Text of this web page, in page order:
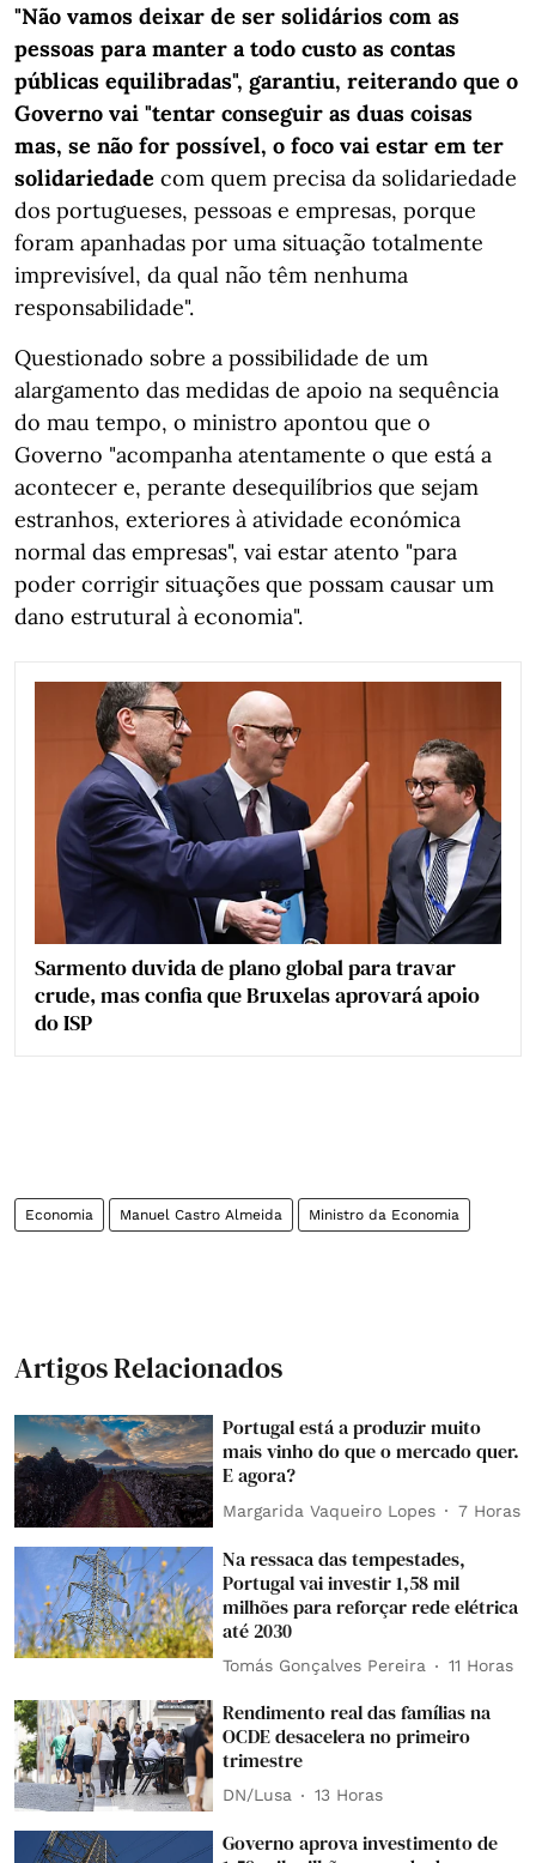
"Não vamos deixar de ser solidários com as
pessoas para manter a todo custo as contas
públicas equilibradas", garantiu, reiterando que o
Governo vai "tentar conseguir as duas coisas
mas, se não for possível, o foco vai estar em ter
solidariedade com quem precisa da solidariedade
dos portugueses, pessoas e empresas, porque
foram apanhadas por uma situação totalmente
imprevisível, da qual não têm nenhuma
responsabilidade".
Questionado sobre a possibilidade de um
alargamento das medidas de apoio na sequência
do mau tempo, o ministro apontou que o
Governo "acompanha atentamente o que está a
acontecer e, perante desequilíbrios que sejam
estranhos, exteriores à atividade económica
normal das empresas", vai estar atento "para
poder corrigir situações que possam causar um
dano estrutural à economia".
Sarmento duvida de plano global para travar
crude, mas confia que Bruxelas aprovará apoio
do ISP
Economia Manuel Castro Almeida Ministro da Economia
Artigos Relacionados
Portugal está a produzir muito
mais vinho do que o mercado quer.
E agora?
Margarida Vaqueiro Lopes 7 Horas
Na ressaca das tempestades,
Portugal vai investir 1,58 mil
milhões para reforçar rede elétrica
até 2030
Tomás Gonçalves Pereira 11 Horas
Rendimento real das famílias na
OCDE desacelera no primeiro
trimestre
DN/Lusa 13 Horas
Governo aprova investimento de